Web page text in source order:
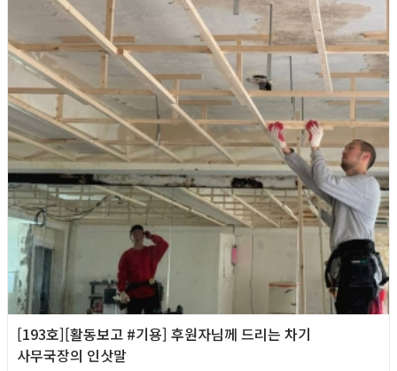
[193호][활동보고 #기용] 후원자님께 드리는 차기
사무국장의 인삿말